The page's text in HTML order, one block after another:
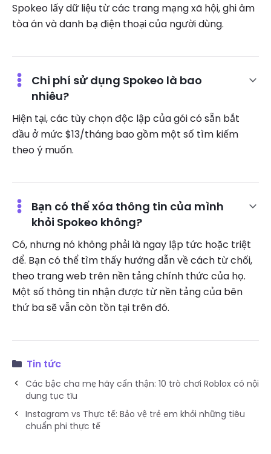
Spokeo lấy dữ liệu từ các trang mạng xã hội, ghi âm
tòa án và danh bạ điện thoại của người dùng.
Chi phí sử dụng Spokeo là bao
nhiêu?
Hiện tại, các tùy chọn độc lập của gói có sẵn bắt
đầu ở mức $13/tháng bao gồm một số tìm kiếm
theo ý muốn.
Bạn có thể xóa thông tin của mình
khỏi Spokeo không?
Có, nhưng nó không phải là ngay lập tức hoặc triệt
để. Bạn có thể tìm thấy hướng dẫn về cách từ chối,
theo trang web trên nền tảng chính thức của họ.
Một số thông tin nhận được từ nền tảng của bên
thứ ba sẽ vẫn còn tồn tại trên đó.
Tin tức
Các bậc cha mẹ hãy cẩn thận: 10 trò chơi Roblox có nội
dung tục tĩu
Instagram vs Thực tế: Bảo vệ trẻ em khỏi những tiêu
chuẩn phi thực tế